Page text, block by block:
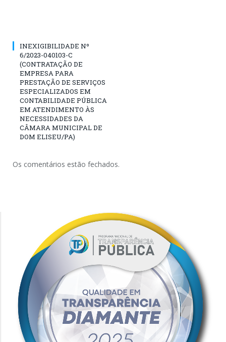
INEXIGIBILIDADE Nº
6/2023-040103-C
(CONTRATAÇÃO DE
EMPRESA PARA
PRESTAÇÃO DE SERVIÇOS
ESPECIALIZADOS EM
CONTABILIDADE PÚBLICA
EM ATENDIMENTO ÀS
NECESSIDADES DA
CÂMARA MUNICIPAL DE
DOM ELISEU/PA)
Os comentários estão fechados.